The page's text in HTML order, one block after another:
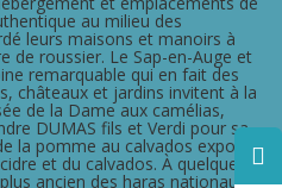
au milieu des
leurs maisons et manoirs à
de roussier. Le Sap-en-Auge et
remarquable qui en fait des
châteaux et jardins invitent à la
de la Dame aux camélias,
DUMAS fils et Verdi pour sa
la pomme au calvados expose
et du calvados. À quelques
ancien des haras nationaux,